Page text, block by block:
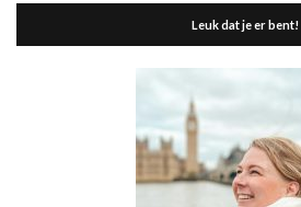
Leuk dat je er bent!